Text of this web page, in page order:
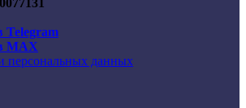
Telegram
MAX
персональных данных